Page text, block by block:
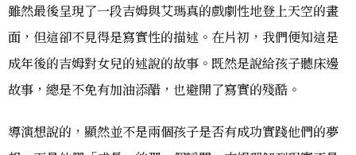
雖然最後呈現了一段吉姆與艾瑪真的戲劇性地登上天空的畫
面，但這卻不見得是寫實性的描述。在片初，我們便知這是
成年後的吉姆對女兒的述說的故事。既然是說給孩子聽床邊
故事，總是不免有加油添醋，也避開了寫實的殘酷。
導演想說的，顯然並不是兩個孩子是否有成功實踐他們的夢